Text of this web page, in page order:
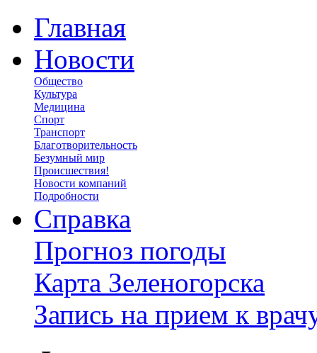
Главная
Новости
Общество
Культура
Медицина
Спорт
Транспорт
Благотворительность
Безумный мир
Происшествия!
Новости компаний
Подробности
Справка
Прогноз погоды
Карта Зеленогорска
Запись на прием к